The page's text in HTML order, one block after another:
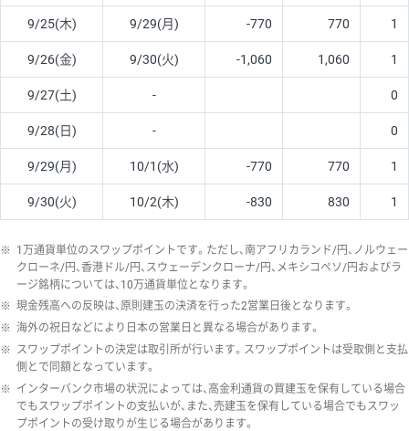
9/25(木) 9/29(月) -770 770 1
9/26(金) 9/30(火) -1,060 1,060 1
9/27(土) - 0
9/28(日) - 0
9/29(月) 10/1(水) -770 770 1
9/30(火) 10/2(木) -830 830 1
※ 1万通貨単位のスワップポイントです。ただし、南アフリカランド/円、ノルウェー
クローネ/円、香港ドル/円、スウェーデンクローナ/円、メキシコペソ/円およびラ
ージ銘柄については、10万通貨単位となります。
※ 現金残高への反映は、原則建玉の決済を行った2営業日後となります。
※ 海外の祝日などにより日本の営業日と異なる場合があります。
※ スワップポイントの決定は取引所が行います。スワップポイントは受取側と支払
側とで同額となっています。
※ インターバンク市場の状況によっては、高金利通貨の買建玉を保有している場合
でもスワップポイントの支払いが、また、売建玉を保有している場合でもスワッ
プポイントの受け取りが生じる場合があります。